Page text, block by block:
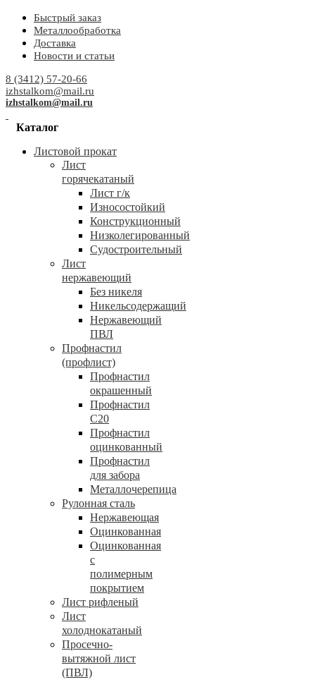
Быстрый заказ
Металлообработка
Доставка
Новости и статьи
8 (3412) 57-20-66
izhstalkom@mail.ru
izhstalkom@mail.ru
Каталог
Листовой прокат
Лист
горячекатаный
Лист г/к
Износостойкий
Конструкционный
Низколегированный
Судостроительный
Лист
нержавеющий
Без никеля
Никельсодержащий
Нержавеющий
ПВЛ
Профнастил
(профлист)
Профнастил
окрашенный
Профнастил
С20
Профнастил
оцинкованный
Профнастил
для забора
Металлочерепица
Рулонная сталь
Нержавеющая
Оцинкованная
Оцинкованная
с
полимерным
покрытием
Лист рифленый
Лист
холоднокатаный
Просечно-
вытяжной лист
(ПВЛ)